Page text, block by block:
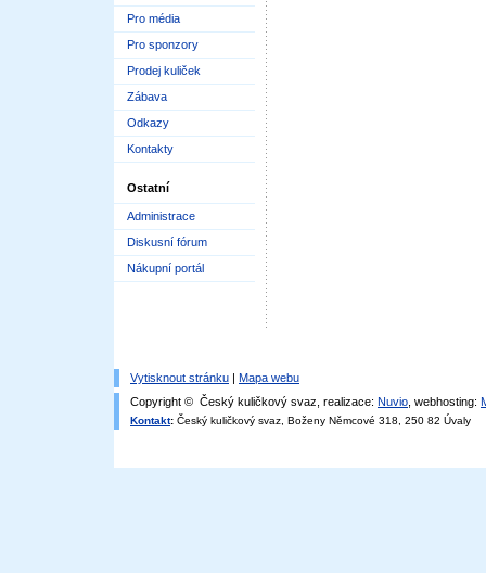
Pro média
Pro sponzory
Prodej kuliček
Zábava
Odkazy
Kontakty
Ostatní
Administrace
Diskusní fórum
Nákupní portál
Vytisknout stránku | Mapa webu
Copyright © Český kuličkový svaz, realizace: Nuvio , webhosting:
Kontakt: Český kuličkový svaz, Boženy Němcové 318, 250 82 Úvaly